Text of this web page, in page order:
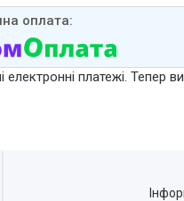
електронні платежі. Тепер